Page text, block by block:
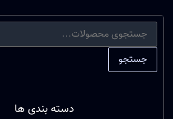
جستجو
دسته بندی ها